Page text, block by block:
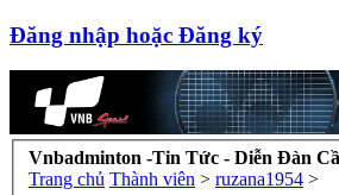
Đăng nhập hoặc Đăng ký
Vnbadminton -Tin Tức - Diễn Đàn
Trang chủ Thành viên > ruzana1954 >